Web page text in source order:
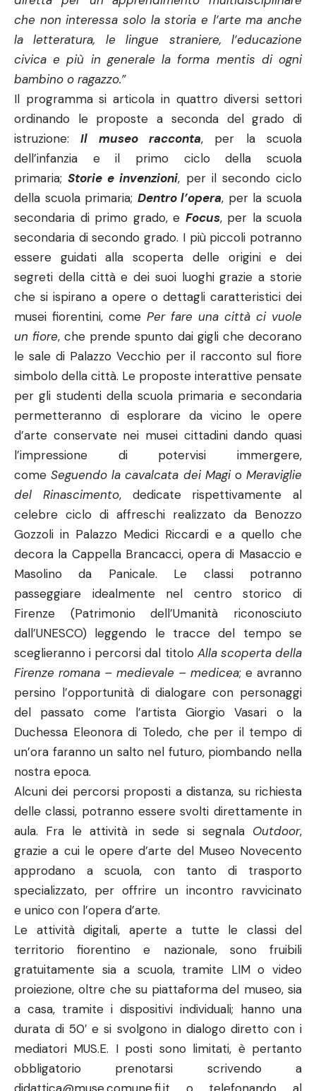
che non interessa solo la storia e l’arte ma anche
la letteratura, le lingue straniere, l’educazione
civica e più in generale la forma mentis di ogni
bambino o ragazzo.”
Il programma si articola in quattro diversi settori
ordinando le proposte a seconda del grado di
istruzione:Il museo racconta, per la scuola
dell’infanzia e il primo ciclo della scuola
primaria;Storie e invenzioni, per il secondo ciclo
della scuola primaria; Dentro l’opera, per la scuola
secondaria di primo grado, e Focus, per la scuola
secondaria di secondo grado. I più piccoli potranno
essere guidati alla scoperta delle origini e dei
segreti della città e dei suoi luoghi grazie a storie
che si ispirano a opere o dettagli caratteristici dei
musei fiorentini, come Per fare una città ci vuole
un fiore, che prende spunto dai gigli che decorano
le sale di Palazzo Vecchio per il racconto sul fiore
simbolo della città. Le proposte interattive pensate
per gli studenti della scuola primaria e secondaria
permetteranno di esplorare da vicino le opere
d’arte conservate nei musei cittadini dando quasi
l’impressione di potervisi immergere,
comeSeguendo la cavalcata dei Magi oMeraviglie
del Rinascimento, dedicate rispettivamente al
celebre ciclo di affreschi realizzato da Benozzo
Gozzoli in Palazzo Medici Riccardi e a quello che
decora la Cappella Brancacci, opera di Masaccio e
Masolino da Panicale. Le classi potranno
passeggiare idealmente nel centro storico di
Firenze (Patrimonio dell’Umanità riconosciuto
dall’UNESCO) leggendo le tracce del tempo se
sceglieranno i percorsi dal titolo Alla scoperta della
Firenze romana – medievale – medicea; e avranno
persino l’opportunità di dialogare con personaggi
del passato come l’artista Giorgio Vasari o la
Duchessa Eleonora di Toledo, che per il tempo di
un’ora faranno un salto nel futuro, piombando nella
nostra epoca.
Alcuni dei percorsi proposti a distanza, su richiesta
delle classi, potranno essere svolti direttamente in
aula. Fra le attività in sede si segnala Outdoor,
grazie a cui le opere d’arte del Museo Novecento
approdano a scuola, con tanto di trasporto
specializzato, per offrire un incontro ravvicinato
e unico con l’opera d’arte.
Le attività digitali, aperte a tutte le classi del
territorio fiorentino e nazionale, sono fruibili
gratuitamente sia a scuola, tramite LIM o video
proiezione, oltre che su piattaforma del museo, sia
a casa, tramite i dispositivi individuali; hanno una
durata di 50′ e si svolgono in dialogo diretto con i
mediatori MUS.E. I posti sono limitati, è pertanto
obbligatorio prenotarsi scrivendo a